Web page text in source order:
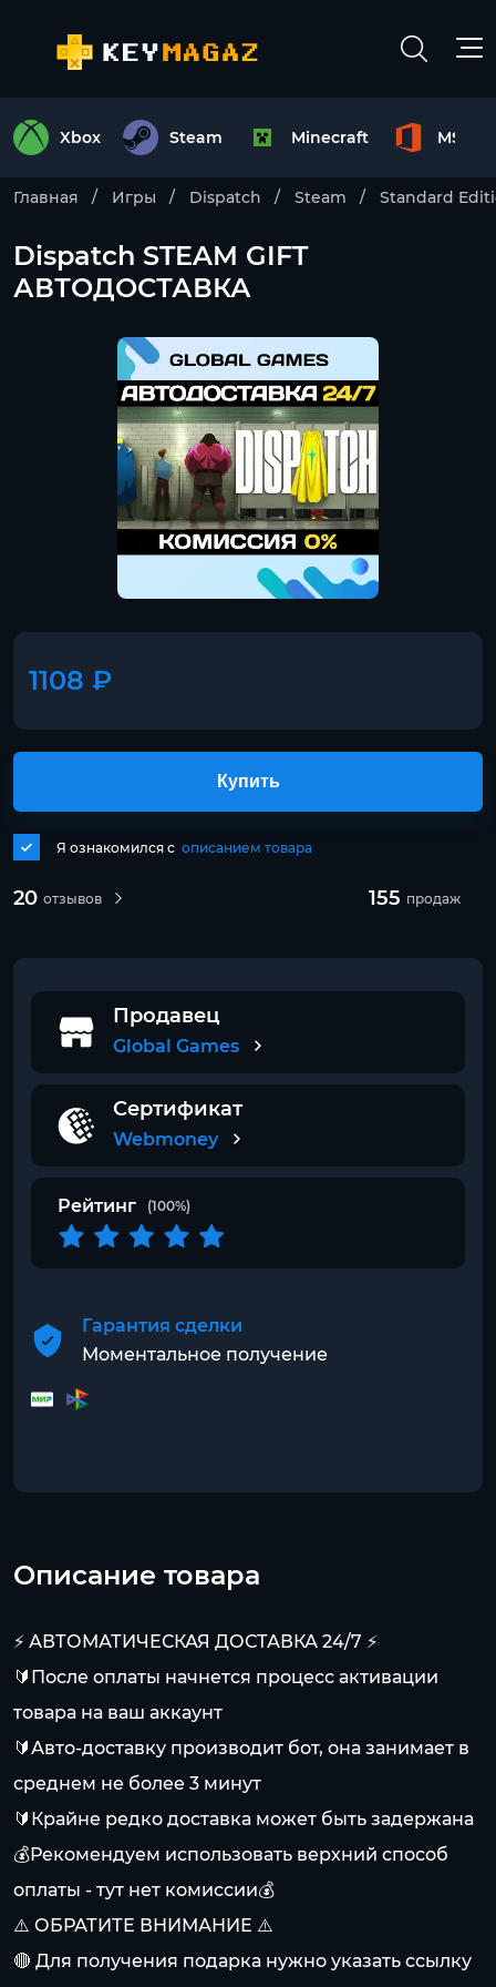
Xbox Steam Minecraft MS
Главная Игры Dispatch Steam Standard
Dispatch STEAM GIFT
АВТОДОСТАВКА
1108 ₽
20 отзывов 155 продаж
Я ознакомился с описанием товара
Купить
Продавец
Global Games
Сертификат
Webmoney
Рейтинг (100%)
Гарантия сделки
Моментальное получение
Описание товара
⚡️ АВТОМАТИЧЕСКАЯ ДОСТАВКА 24/7 ⚡️
🔰После оплаты начнется процесс активации
товара на ваш аккаунт
🔰Авто-доставку производит бот, она занимает в
среднем не более 3 минут
🔰Крайне редко доставка может быть задержана
💰Рекомендуем использовать верхний способ
оплаты - тут нет комиссии💰
⚠️ ОБРАТИТЕ ВНИМАНИЕ ⚠️
🔴 Для получения подарка нужно указать ссылку